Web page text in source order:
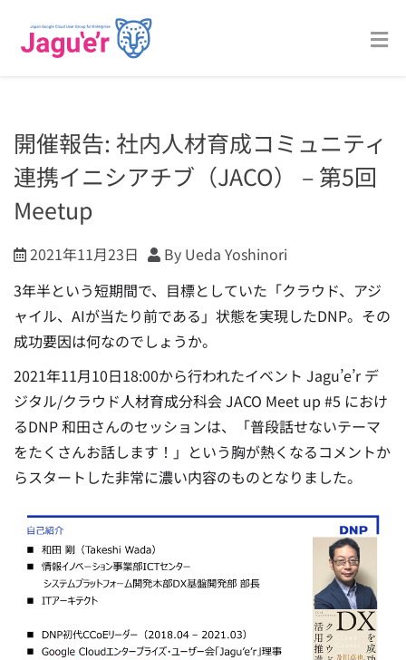
開催報告: 社内人材育成コミュニティ
連携イニシアチブ（JACO） – 第5回
Meetup
2021年11月23日
By Ueda Yoshinori
3年半という短期間で、目標としていた「クラウド、アジ
ャイル、AIが当たり前である」状態を実現したDNP。その
成功要因は何なのでしょうか。
2021年11月10日18:00から行われたイベント Jagu’e’r デ
ジタル/クラウド人材育成分科会 JACO Meet up #5 におけ
るDNP 和田さんのセッションは、「普段話せないテーマ
をたくさんお話します！」という胸が熱くなるコメントか
らスタートした非常に濃い内容のものとなりました。